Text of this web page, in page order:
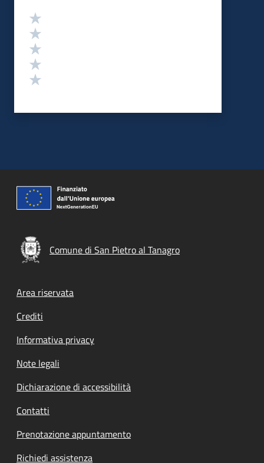
Valutazione
Comune di San Pietro al Tanagro
Footer menu
Area riservata
Crediti
Informativa privacy
Note legali
Dichiarazione di accessibilità
Contatti
Prenotazione appuntamento
Richiedi assistenza